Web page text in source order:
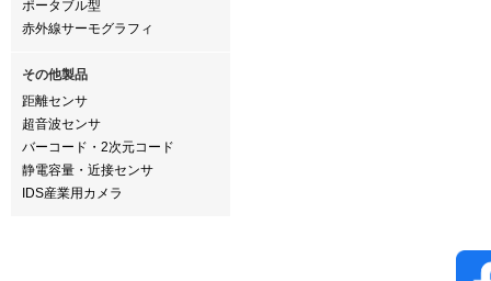
ポータブル型
赤外線サーモグラフィ
その他製品
距離センサ
超音波センサ
バーコード・2次元コード
静電容量・近接センサ
IDS産業用カメラ